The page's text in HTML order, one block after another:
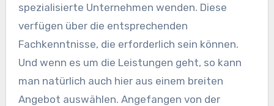
spezialisierte Unternehmen wenden. Diese
verfügen über die entsprechenden
Fachkenntnisse, die erforderlich sein können.
Und wenn es um die Leistungen geht, so kann
man natürlich auch hier aus einem breiten
Angebot auswählen. Angefangen von der